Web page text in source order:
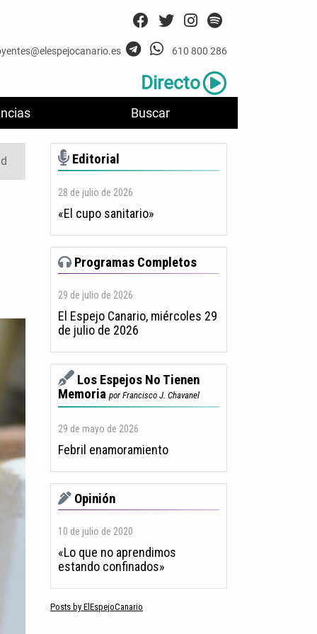
Buscar
610 800 286
Directo
Editorial
28 de julio de 2026
«El cupo sanitario»
Programas Completos
29 de julio de 2026
El Espejo Canario, miércoles 29
de julio de 2026
Los Espejos No Tienen
Memoria por Francisco J. Chavanel
29 de mayo de 2026
Febril enamoramiento
Opinión
10 de julio de 2020
«Lo que no aprendimos
estando confinados»
Posts by ElEspejoCanario